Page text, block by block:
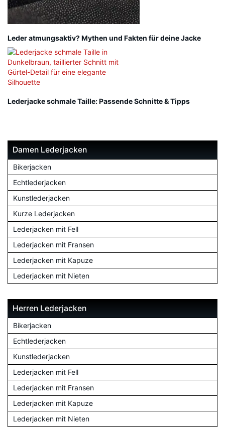
Leder atmungsaktiv? Mythen und Fakten für deine Jacke
Lederjacke schmale Taille: Passende Schnitte & Tipps
Damen Lederjacken
Bikerjacken
Echtlederjacken
Kunstlederjacken
Kurze Lederjacken
Lederjacken mit Fell
Lederjacken mit Fransen
Lederjacken mit Kapuze
Lederjacken mit Nieten
Herren Lederjacken
Bikerjacken
Echtlederjacken
Kunstlederjacken
Lederjacken mit Fell
Lederjacken mit Fransen
Lederjacken mit Kapuze
Lederjacken mit Nieten